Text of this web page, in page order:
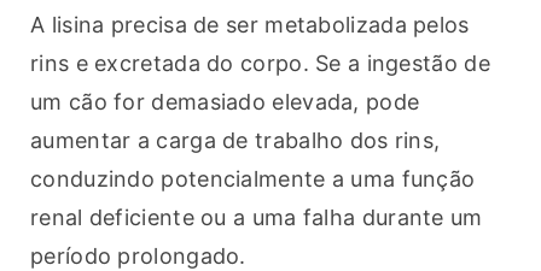
A lisina precisa de ser metabolizada pelos
rins e excretada do corpo. Se a ingestão de
um cão for demasiado elevada, pode
aumentar a carga de trabalho dos rins,
conduzindo potencialmente a uma função
renal deficiente ou a uma falha durante um
período prolongado.